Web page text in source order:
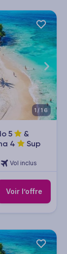
1/16
5
&
4 Sup
Vol inclus
Voir l’offre